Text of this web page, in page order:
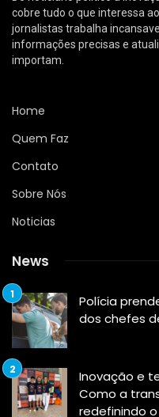
cobre tudo o que interessa
jornalistas trabalha
informações precisas e
importam.
Home
Quem Faz
Contato
Sobre Nós
Noticias
News
Polícia
dos chefes
Inovação e
Como a
redefinindo